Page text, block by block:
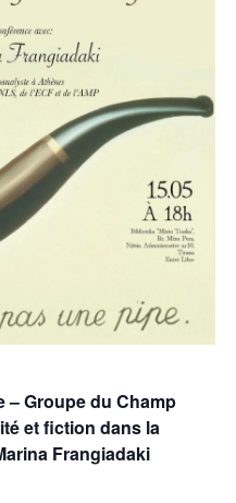
– Groupe du Champ
et fiction dans la
Frangiadaki